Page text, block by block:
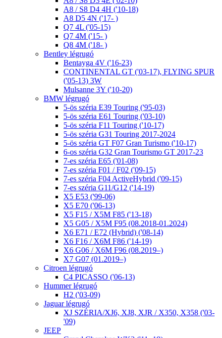
A8 / S8 D4 4H ('10-18)
A8 D5 4N ('17- )
Q7 4L ('05-15)
Q7 4M ('15- )
Q8 4M ('18- )
Bentley légrugó
Bentayga 4V ('16-23)
CONTINENTAL GT ('03-17), FLYING SPUR
('05-13) 3W
Mulsanne 3Y ('10-20)
BMW légrugó
5-ös széria E39 Touring ('95-03)
5-ös széria E61 Touring ('03-10)
5-ös széria F11 Touring ('10-17)
5-ös széria G31 Touring 2017-2024
5-ös széria GT F07 Gran Turismo ('10-17)
6-os széria G32 Gran Tourismo GT 2017-23
7-es széria E65 ('01-08)
7-es széria F01 / F02 ('09-15)
7-es széria F04 ActiveHybrid ('09-15)
7-es széria G11/G12 ('14-19)
X5 E53 ('99-06)
X5 E70 ('06-13)
X5 F15 / X5M F85 ('13-18)
X5 G05 / X5M F95 (08.2018-01.2024)
X6 E71 / E72 (Hybrid) ('08-14)
X6 F16 / X6M F86 ('14-19)
X6 G06 / X6M F96 (08.2019–)
X7 G07 (01.2019–)
Citroen légrugó
C4 PICASSO ('06-13)
Hummer légrugó
H2 ('03-09)
Jaguar légrugó
XJ SZÉRIA/XJ6, XJ8, XJR / X350, X358 ('03-
'09)
JEEP